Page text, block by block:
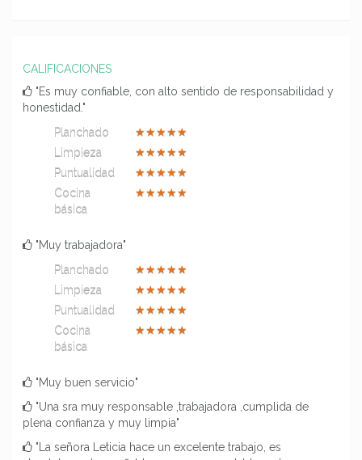
CALIFICACIONES
"Es muy confiable, con alto sentido de responsabilidad y
honestidad."
Planchado
★★★★★
Limpieza
★★★★★
Puntualidad
★★★★★
Cocina
básica
★★★★★
"Muy trabajadora"
Planchado
★★★★★
Limpieza
★★★★★
Puntualidad
★★★★★
Cocina
básica
★★★★★
"Muy buen servicio"
"Una sra muy responsable ,trabajadora ,cumplida de
plena confianza y muy limpia"
"La señora Leticia hace un excelente trabajo, es